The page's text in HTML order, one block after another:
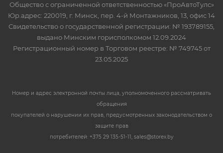
Общество с ограниченной ответственностью «ПроАвтоТулс»
Юр.адрес: 220019, г. Минск, пер. 4-й Монтажников, 13, офис 14
Свидетельство о государственной регистрации: № 193789155,
выдано Минским горисполкомом 12.09.2024
Регистрационный номер в Торговом реестре: № 749745 от
23.05.2025
Номер и адрес электронной почты лица, уполномоченного рассматривать
обращения
покупателей о нарушении их прав, предусмотренных законодательством о
защите прав
потребителей: +375 29 135-51-11, sales@storex.by